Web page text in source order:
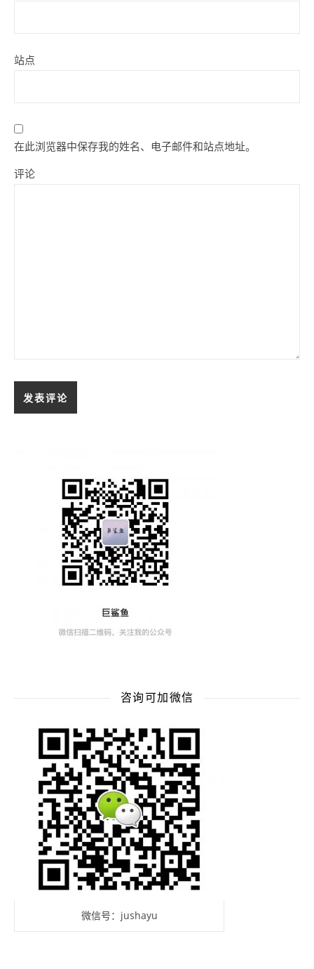
站点
在此浏览器中保存我的姓名、电子邮件和站点地址。
评论
咨询可加微信
微信号：jushayu